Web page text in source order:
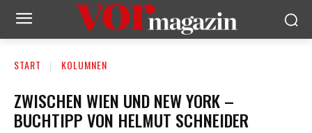
START KOLUMNEN
ZWISCHEN WIEN UND NEW YORK –
BUCHTIPP VON HELMUT SCHNEIDER